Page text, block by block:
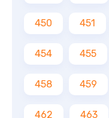
450 451
454 455
458 459
462 463